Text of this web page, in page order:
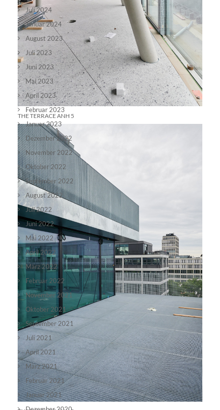
THE TERRACE ANH 5
Juli 2024
Januar 2024
August 2023
Juli 2023
Juni 2023
Mai 2023
April 2023
Februar 2023
Januar 2023
Dezember 2022
November 2022
Oktober 2022
September 2022
August 2022
Juli 2022
Juni 2022
Mai 2022
April 2022
März 2022
Februar 2022
November 2021
Oktober 2021
September 2021
Juli 2021
April 2021
März 2021
Februar 2021
Januar 2021